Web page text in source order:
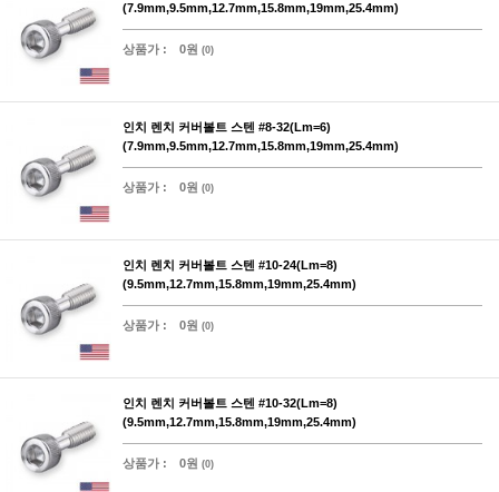
(7.9mm,9.5mm,12.7mm,15.8mm,19mm,25.4mm)
상품가 : 0원 (0)
인치 렌치 커버볼트 스텐 #8-32(Lm=6)
(7.9mm,9.5mm,12.7mm,15.8mm,19mm,25.4mm)
상품가 : 0원 (0)
인치 렌치 커버볼트 스텐 #10-24(Lm=8)
(9.5mm,12.7mm,15.8mm,19mm,25.4mm)
상품가 : 0원 (0)
인치 렌치 커버볼트 스텐 #10-32(Lm=8)
(9.5mm,12.7mm,15.8mm,19mm,25.4mm)
상품가 : 0원 (0)